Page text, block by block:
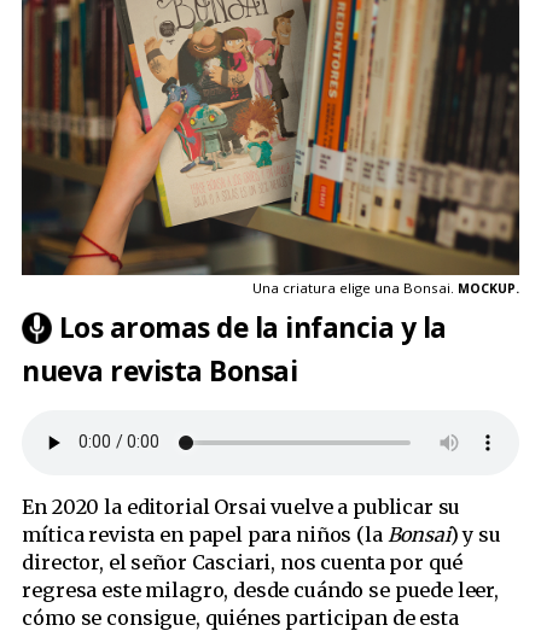
Una criatura elige una Bonsai. MOCKUP.
Los aromas de la infancia y la
nueva revista Bonsai
En 2020 la editorial Orsai vuelve a publicar su
mítica revista en papel para niños (la Bonsai) y su
director, el señor Casciari, nos cuenta por qué
regresa este milagro, desde cuándo se puede leer,
cómo se consigue, quiénes participan de esta